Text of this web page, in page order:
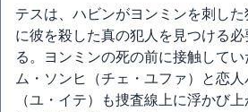
テスは、ハビンがヨンミンを刺し
に彼を殺した真の犯人を見つける
る。ヨンミンの死の前に接触して
ム・ソンヒ（チェ・ユファ）と恋
（ユ・イテ）も捜査線上に浮かび